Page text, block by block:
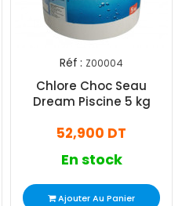
Réf : Z00004
Chlore Choc Seau
Dream Piscine 5 kg
52,900 DT
En stock
Ajouter Au Panier